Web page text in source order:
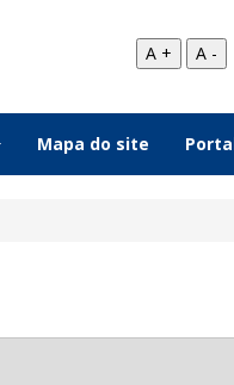
A + A -
Mapa do site